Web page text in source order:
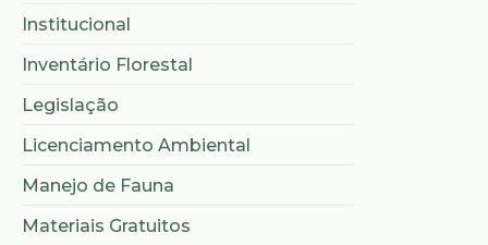
Institucional
Inventário Florestal
Legislação
Licenciamento Ambiental
Manejo de Fauna
Materiais Gratuitos